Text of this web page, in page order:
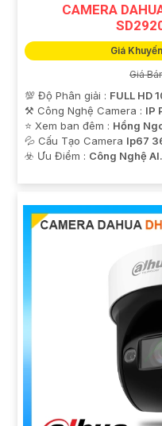
CAMERA
Giá
Giá
💯 Độ Phân giải : FULL HD
⚒ Công Nghệ Camera : IP
⭐ Xem ban đêm : Hồng
💦 Cấu Tạo Camera Ip67
️☣️ Ưu Điểm : Công Nghệ AI.